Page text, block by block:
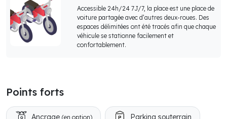
Accessible 24h/24 7J/7, la place est une place de
voiture partagée avec d’autres deux-roues. Des
espaces délimitées ont été tracés afin que chaque
véhicule se stationne facilement et
confortablement.
Points forts
Ancrage (en option) Parking souterrain